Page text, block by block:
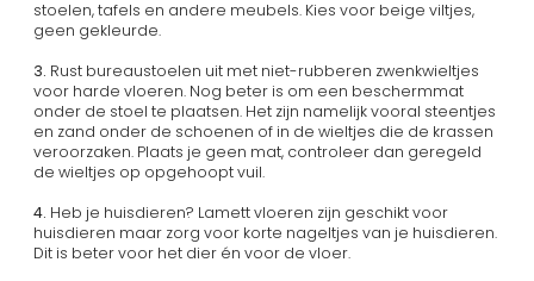
stoelen, tafels en andere meubels. Kies voor beige viltjes,
geen gekleurde.
3. Rust bureaustoelen uit met niet-rubberen zwenkwieltjes
voor harde vloeren. Nog beter is om een beschermmat
onder de stoel te plaatsen. Het zijn namelijk vooral steentjes
en zand onder de schoenen of in de wieltjes die de krassen
veroorzaken. Plaats je geen mat, controleer dan geregeld
de wieltjes op opgehoopt vuil.
4. Heb je huisdieren? Lamett vloeren zijn geschikt voor
huisdieren maar zorg voor korte nageltjes van je huisdieren.
Dit is beter voor het dier én voor de vloer.